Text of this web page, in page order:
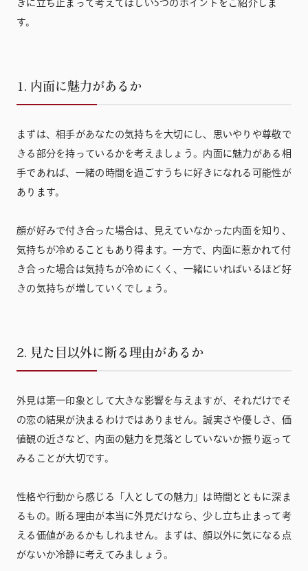
きに立ち止まって考えてほしい5つのポイントをご紹介しま
す。
1. 内面に魅力があるか
まずは、相手があなたの気持ちを大切にし、思いやりや尊敬で
きる部分を持っているかを考えましょう。内面に魅力がある相
手であれば、一緒の時間を過ごすうちに好きになれる可能性が
あります。
顔が好みで付き合った場合は、見えていなかった内面を知り、
気持ちが冷めることもあり得ます。一方で、内面に惹かれて付
き合った場合は気持ちが冷めにくく、一緒にいればいるほど好
きの気持ちが増していくでしょう。
2. 見た目以外に断る理由があるか
外見は第一印象として大きな影響を与えますが、それだけでそ
の恋の結果が決まるわけではありません。誠実さや優しさ、価
値観の近さなど、内面の魅力を見落としていないか振り返って
みることが大切です。
性格や行動から感じる「人としての魅力」は時間とともに深ま
るもの。断る理由が本当に外見だけなら、少し立ち止まって考
える価値があるかもしれません。まずは、顔以外に気になる点
がないか冷静に考えてみましょう。